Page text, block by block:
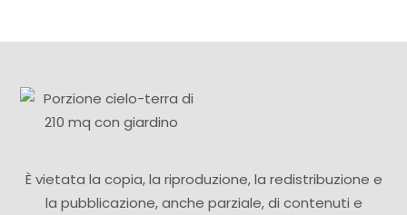
È vietata la copia, la riproduzione, la redistribuzione e
la pubblicazione, anche parziale, di contenuti e